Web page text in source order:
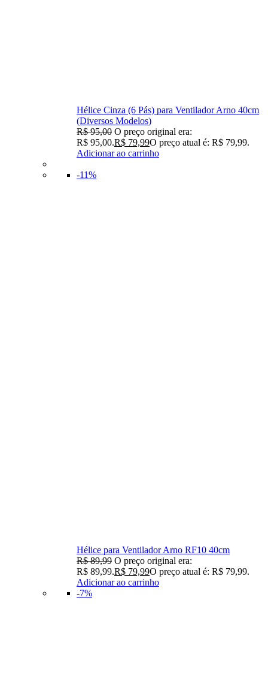
Hélice Cinza (6 Pás) para Ventilador Arno 40cm
(Diversos Modelos)
R$95,00 O preço original era:
R$ 95,00.R$ 79,99O preço atual é: R$ 79,99.
Adicionar ao carrinho
-11%
Hélice para Ventilador Arno RF10 40cm
R$89,99 O preço original era:
R$ 89,99.R$ 79,99O preço atual é: R$ 79,99.
Adicionar ao carrinho
-7%